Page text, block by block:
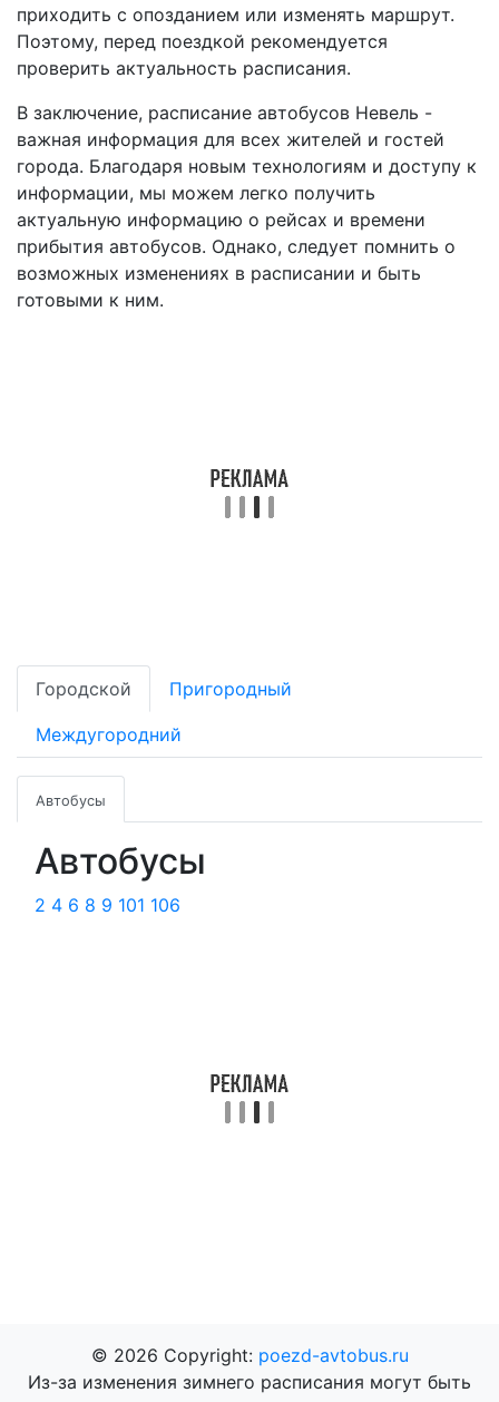
приходить с опозданием или изменять маршрут.
Поэтому, перед поездкой рекомендуется
проверить актуальность расписания.
В заключение, расписание автобусов Невель -
важная информация для всех жителей и гостей
города. Благодаря новым технологиям и доступу к
информации, мы можем легко получить
актуальную информацию о рейсах и времени
прибытия автобусов. Однако, следует помнить о
возможных изменениях в расписании и быть
готовыми к ним.
Городской Пригородный
Междугородний
Автобусы
Автобусы
2 4 6 8 9 101 106
© 2026 Copyright: poezd-avtobus.ru
Из-за изменения зимнего расписания могут быть